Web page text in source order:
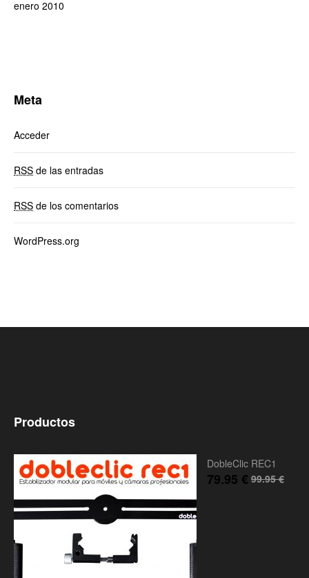
enero 2010
Meta
Acceder
RSS de las entradas
RSS de los comentarios
WordPress.org
Productos
DobleClic REC1
99.95€
79.95 €